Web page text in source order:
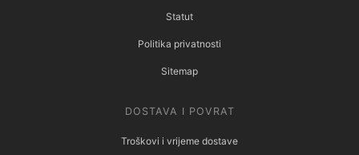
Statut
Politika privatnosti
Sitemap
DOSTAVA I POVRAT
Troškovi i vrijeme dostave